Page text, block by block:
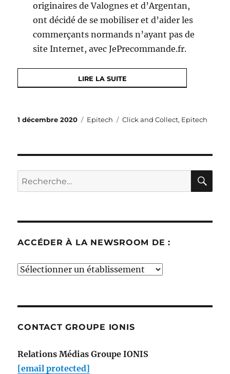
originaires de Valognes et d’Argentan,
ont décidé de se mobiliser et d’aider les
commerçants normands n’ayant pas de
site Internet, avec JePrecommande.fr.
LIRE LA SUITE
Publié
1 décembre 2020 Catégories
Epitech Étiquettes
Click and Collect, Epitech
Recherche
pour :
ACCÉDER À LA NEWSROOM DE :
Accéder
de
CONTACT GROUPE IONIS
Relations Médias Groupe IONIS
[email protected]